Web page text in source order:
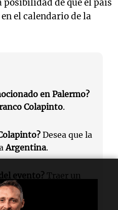
posibilidad de que el país
el calendario de la
en Palermo?
Colapinto.
Desea que la
Argentina.
evento? Traer un
viva la